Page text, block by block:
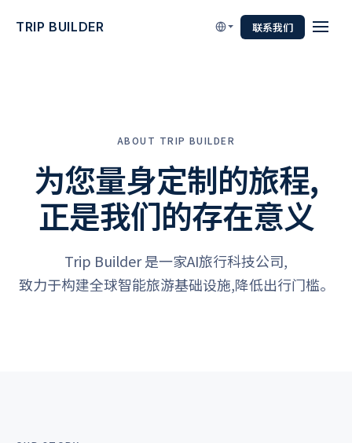
TRIP BUILDER 联系我们
ABOUT TRIP BUILDER
为您量身定制的旅程,
正是我们的存在意义
Trip Builder 是一家AI旅行科技公司,
致力于构建全球智能旅游基础设施,降低出行门槛。